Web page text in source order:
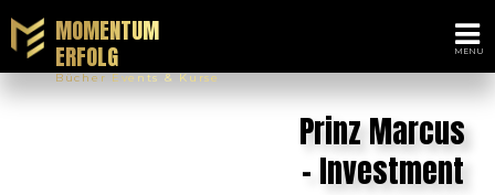
MOMENTUM
ERFOLG
Bücher Events & Kurse
Prinz Marcus
- Investment